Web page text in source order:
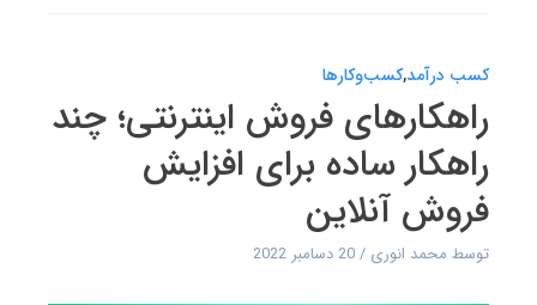
کسب درآمد,کسب‌وکارها
راهکارهای فروش اینترنتی؛ چند
راهکار ساده برای افزایش
فروش آنلاین
توسط محمد انوری 20 دسامبر 2022